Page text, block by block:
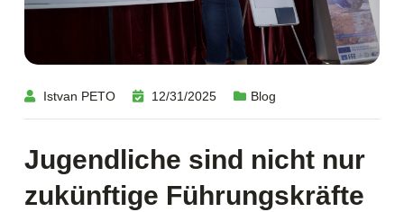
Istvan PETO 12/31/2025 Blog
Jugendliche sind nicht nur
zukünftige Führungskräfte